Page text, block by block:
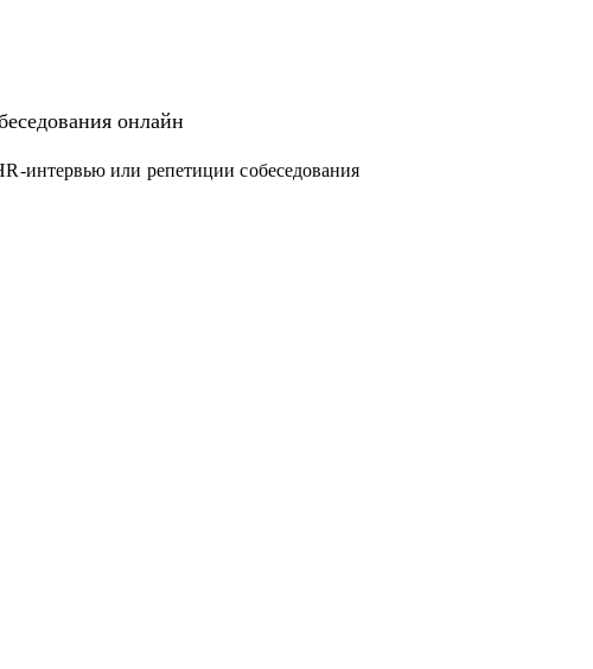
онлайн
интервью или репетиции собеседования